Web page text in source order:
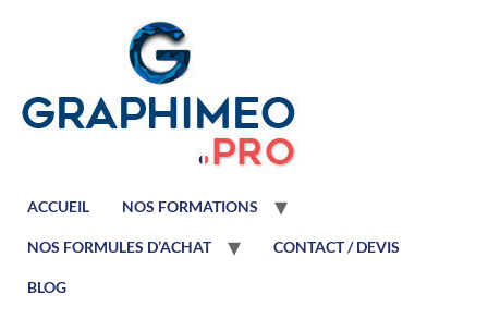
ACCUEIL NOS FORMATIONS
NOS FORMULES D’ACHAT CONTACT / DEVIS
BLOG